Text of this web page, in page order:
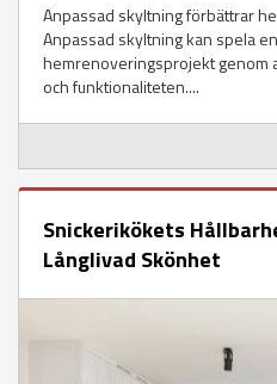
Anpassad skyltning förbättrar
Anpassad skyltning kan spela
hemrenoveringsprojekt genom
och funktionaliteten....
Snickerikökets
Långlivad Skönhet